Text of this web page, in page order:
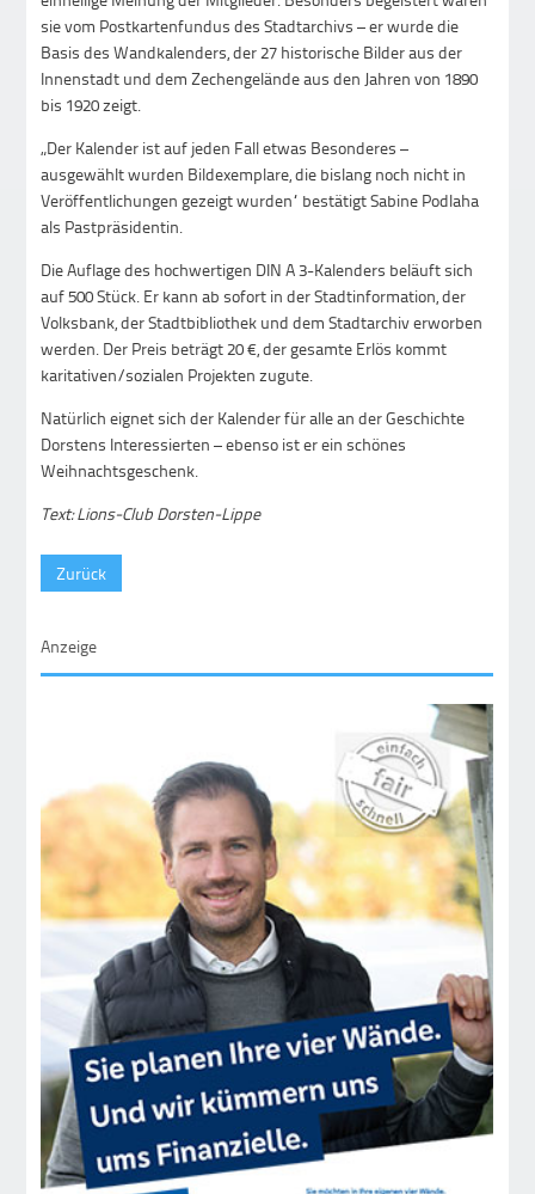
sie vom Postkartenfundus des Stadtarchivs – er wurde die
Basis des Wandkalenders, der 27 historische Bilder aus der
Innenstadt und dem Zechengelände aus den Jahren von 1890
bis 1920 zeigt.
„Der Kalender ist auf jeden Fall etwas Besonderes –
ausgewählt wurden Bildexemplare, die bislang noch nicht in
Veröffentlichungen gezeigt wurden“ bestätigt Sabine Podlaha
als Pastpräsidentin.
Die Auflage des hochwertigen DIN A 3-Kalenders beläuft sich
auf 500 Stück. Er kann ab sofort in der Stadtinformation, der
Volksbank, der Stadtbibliothek und dem Stadtarchiv erworben
werden. Der Preis beträgt 20 €, der gesamte Erlös kommt
karitativen/sozialen Projekten zugute.
Natürlich eignet sich der Kalender für alle an der Geschichte
Dorstens Interessierten – ebenso ist er ein schönes
Weihnachtsgeschenk.
Text: Lions-Club Dorsten-Lippe
Zurück
Anzeige